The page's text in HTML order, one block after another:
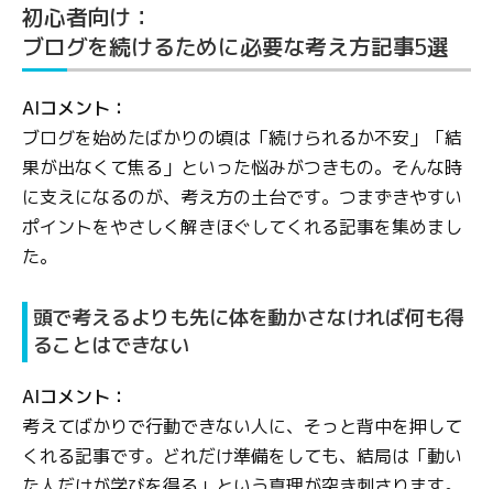
初心者向け：
ブログを続けるために必要な考え方記事5選
AIコメント：
ブログを始めたばかりの頃は「続けられるか不安」「結
果が出なくて焦る」といった悩みがつきもの。そんな時
に支えになるのが、考え方の土台です。つまずきやすい
ポイントをやさしく解きほぐしてくれる記事を集めまし
た。
頭で考えるよりも先に体を動かさなければ何も得
ることはできない
AIコメント：
考えてばかりで行動できない人に、そっと背中を押して
くれる記事です。どれだけ準備をしても、結局は「動い